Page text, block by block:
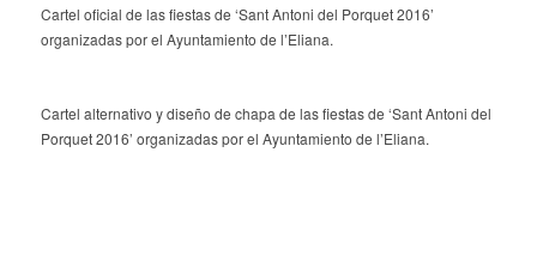
Cartel oficial de las fiestas de ‘Sant Antoni del Porquet 2016’
organizadas por el Ayuntamiento de l’Eliana.
Cartel alternativo y diseño de chapa de las fiestas de ‘Sant Antoni del
Porquet 2016’ organizadas por el Ayuntamiento de l’Eliana.